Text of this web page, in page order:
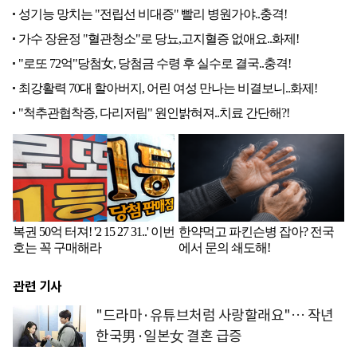
관련 기사
"드라마·유튜브처럼 사랑할래요"… 작년
한국男·일본女 결혼 급증